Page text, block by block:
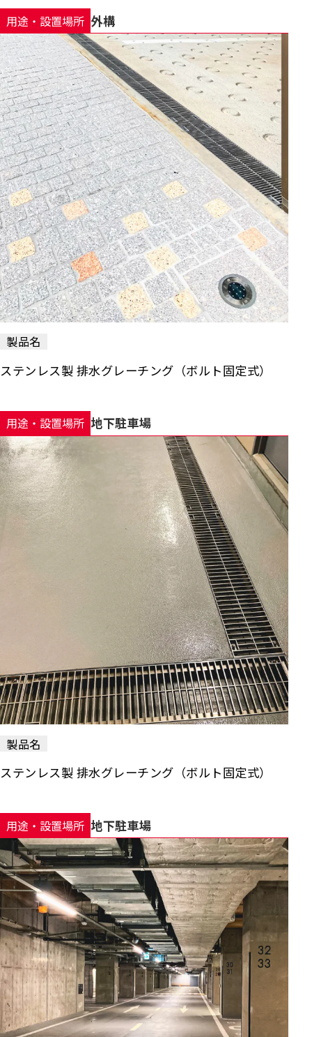
用途・設置場所 外構
製品名
ステンレス製 排水グレーチング（ボルト固定式）
用途・設置場所 地下駐車場
製品名
ステンレス製 排水グレーチング（ボルト固定式）
用途・設置場所 地下駐車場